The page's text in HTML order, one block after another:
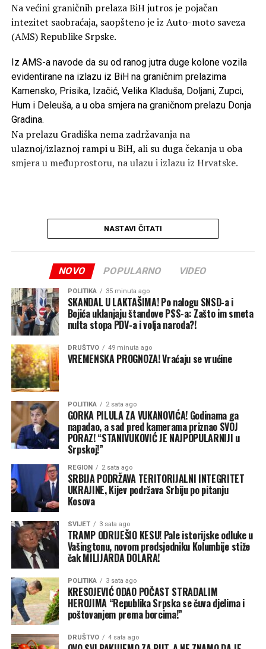
Na većini graničnih prelaza BiH jutros je pojačan
intezitet saobraćaja, saopšteno je iz Auto-moto saveza
(AMS) Republike Srpske.
Iz AMS-a navode da su od ranog jutra duge kolone vozila
evidentirane na izlazu iz BiH na graničnim prelazima
Kamensko, Prisika, Izačić, Velika Kladuša, Doljani, Zupci,
Hum i Deleuša, a u oba smjera na graničnom prelazu Donja
Gradina.
Na prelazu Gradiška nema zadržavanja na
ulaznoj/izlaznoj rampi u BiH, ali su duga čekanja u oba
smjera u međuprostoru, na ulazu i izlazu iz Hrvatske.
NASTAVI ČITATI
NOVO POPULARNO VIDEO
POLITIKA 35 minuta ago
SKANDAL U LAKTAŠIMA! Po nalogu SNSD-a i
Bojića uklanjaju štandove PSS-a: Zašto im smeta
nulta stopa PDV-a i volja naroda?!
DRUŠTVO 49 minuta ago
VREMENSKA PROGNOZA! Vraćaju se vrućine
POLITIKA 2 sata ago
GORKA PILULA ZA VUKANOVIĆA! Godinama ga
napadao, a sad pred kamerama priznao SVOJ
PORAZ! “STANIVUKOVIĆ JE NAJPOPULARNIJI u
Srpskoj!”
REGION 2 sata ago
SRBIJA PODRŽAVA TERITORIJALNI INTEGRITET
UKRAJINE, Kijev podržava Srbiju po pitanju
Kosova
SVIJET 3 sata ago
TRAMP ODRIJEŠIO KESU! Pale istorijske odluke u
Vašingtonu, novom predsjedniku Kolumbije stiže
čak MILIJARDA DOLARA!
POLITIKA 3 sata ago
KRESOJEVIĆ ODAO POČAST STRADALIM
HEROJIMA “Republika Srpska se čuva djelima i
poštovanjem prema borcima!”
DRUŠTVO 4 sata ago